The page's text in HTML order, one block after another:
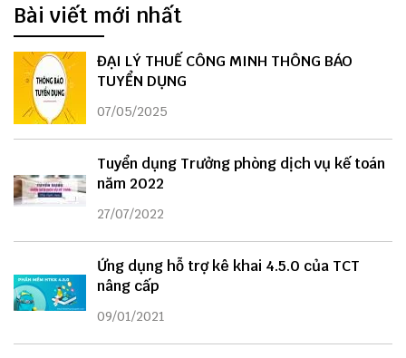
Bài viết mới nhất
ĐẠI LÝ THUẾ CÔNG MINH THÔNG BÁO
TUYỂN DỤNG
07/05/2025
Tuyển dụng Trưởng phòng dịch vụ kế toán
năm 2022
27/07/2022
Ứng dụng hỗ trợ kê khai 4.5.0 của TCT
nâng cấp
09/01/2021